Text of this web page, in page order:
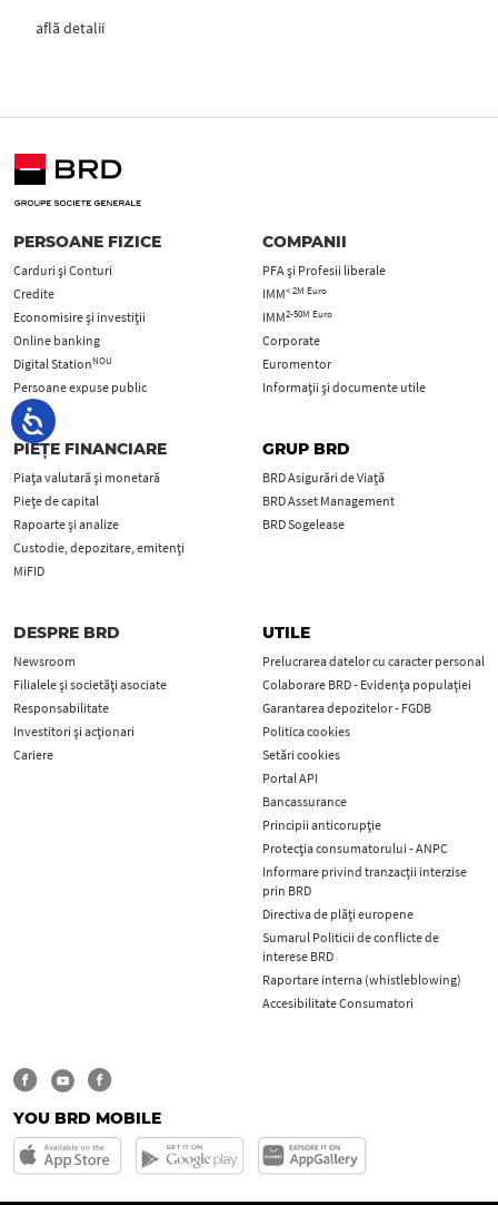
află detalii
PERSOANE FIZICE
Carduri şi Conturi
Credite
Economisire și investiții
Online banking
Digital StationNOU
Persoane expuse public
COMPANII
PFA şi Profesii liberale
IMM< 2M Euro
IMM2-50M Euro
Corporate
Euromentor
Informații și documente utile
PIEȚE FINANCIARE
Piața valutară și monetară
Piețe de capital
Rapoarte și analize
Custodie, depozitare, emitenți
MiFID
GRUP BRD
BRD Asigurări de Viață
BRD Asset Management
BRD Sogelease
DESPRE BRD
Newsroom
Filialele și societăți asociate
Responsabilitate
Investitori și acționari
Cariere
UTILE
Prelucrarea datelor cu caracter personal
Colaborare BRD - Evidența populației
Garantarea depozitelor - FGDB
Politica cookies
Setări cookies
Portal API
Bancassurance
Principii anticorupţie
Protecţia consumatorului - ANPC
Informare privind tranzacții interzise
prin BRD
Directiva de plăți europene
Sumarul Politicii de conflicte de
interese BRD
Raportare interna (whistleblowing)
Accesibilitate Consumatori
YOU BRD MOBILE